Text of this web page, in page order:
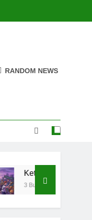
RANDOM NEWS
Ketaatan Beruk dan
3 Bulan Ago